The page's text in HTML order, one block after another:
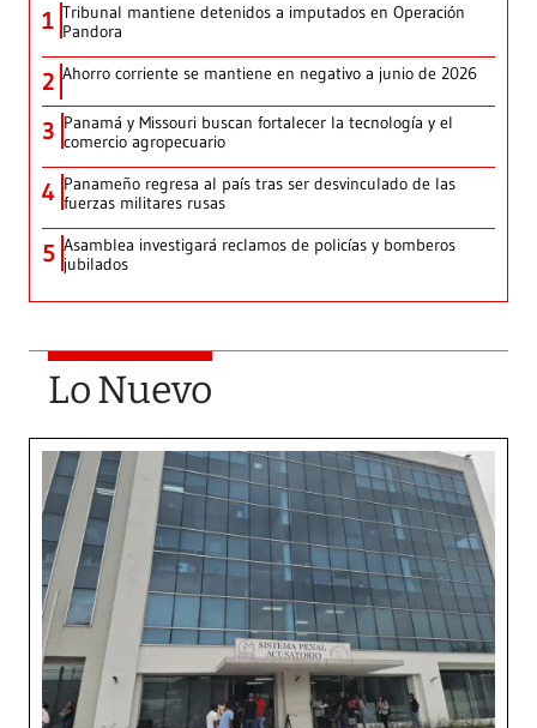
1 Tribunal mantiene detenidos a imputados en Operación
Pandora
2 Ahorro corriente se mantiene en negativo a junio de 2026
3 Panamá y Missouri buscan fortalecer la tecnología y el
comercio agropecuario
4 Panameño regresa al país tras ser desvinculado de las
fuerzas militares rusas
5 Asamblea investigará reclamos de policías y bomberos
jubilados
Lo Nuevo